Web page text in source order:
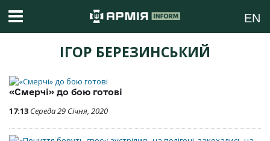
EN
ІГОР БЕРЕЗИНСЬКИЙ
«Смерчі» до бою готові
17:13 Середа 29 Січня, 2020